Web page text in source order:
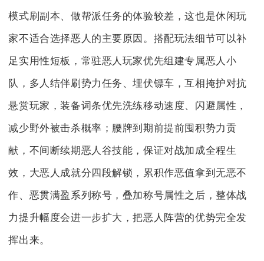
模式刷副本、做帮派任务的体验较差，这也是休闲玩
家不适合选择恶人的主要原因。搭配玩法细节可以补
足实用性短板，常驻恶人玩家优先组建专属恶人小
队，多人结伴刷势力任务、埋伏镖车，互相掩护对抗
悬赏玩家，装备词条优先洗练移动速度、闪避属性，
减少野外被击杀概率；腰牌到期前提前囤积势力贡
献，不间断续期恶人谷技能，保证对战加成全程生
效，大恶人成就分四段解锁，累积作恶值拿到无恶不
作、恶贯满盈系列称号，叠加称号属性之后，整体战
力提升幅度会进一步扩大，把恶人阵营的优势完全发
挥出来。